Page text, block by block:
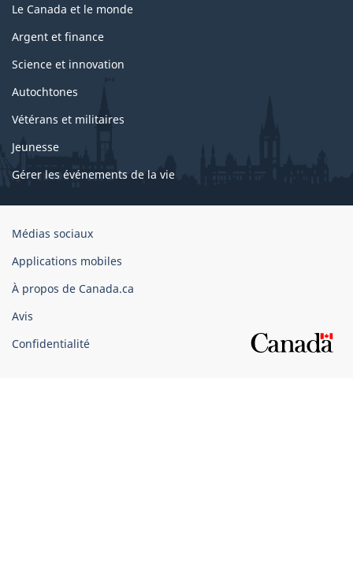
Le Canada et le monde
Argent et finance
Science et innovation
Autochtones
Vétérans et militaires
Jeunesse
Gérer les événements de la vie
Organisation
gouvernement
du
Canada
Médias sociaux
Applications mobiles
À propos de Canada.ca
Avis
Confidentialité